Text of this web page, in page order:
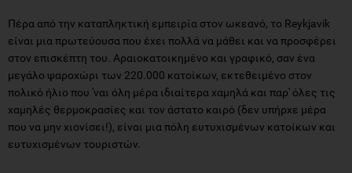
Πέρα από την καταπληκτική εμπειρία στον ωκεανό, το Reykjavik
είναι μια πρωτεύουσα που έχει πολλά να μάθει και να προσφέρει
στον επισκέπτη του. Αραιοκατοικημένο και γραφικό, σαν ένα
μεγάλο ψαροχώρι των 220.000 κατοίκων, εκτεθειμένο στον
πολικό ήλιο που 'ναι όλη μέρα ιδιαίτερα χαμηλά και παρ' όλες τις
χαμηλές θερμοκρασίες και τον άστατο καιρό (δεν υπήρχε μέρα
που να μην χιονίσει!), είναι μια πόλη ευτυχισμένων κατοίκων και
ευτυχισμένων τουριστών.